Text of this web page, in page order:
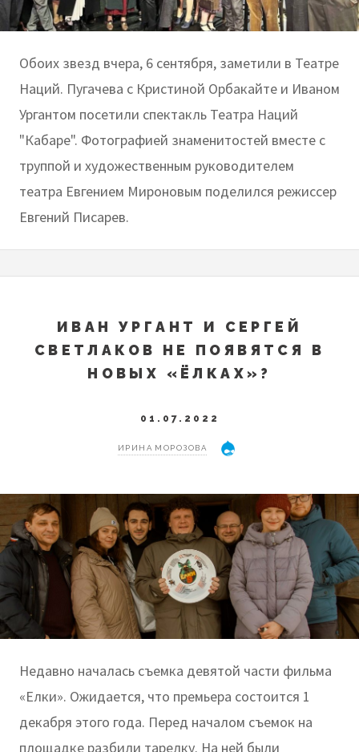
Обоих звезд вчера, 6 сентября, заметили в Театре
Наций. Пугачева с Кристиной Орбакайте и Иваном
Ургантом посетили спектакль Театра Наций
"Кабаре". Фотографией знаменитостей вместе с
труппой и художественным руководителем
театра Евгением Мироновым поделился режиссер
Евгений Писарев.
ИВАН УРГАНТ И СЕРГЕЙ
СВЕТЛАКОВ НЕ ПОЯВЯТСЯ В
НОВЫХ «ЁЛКАХ»?
01.07.2022
ИРИНА МОРОЗОВА
Недавно началась съемка девятой части фильма
«Елки». Ожидается, что премьера состоится 1
декабря этого года. Перед началом съемок на
площадке разбили тарелку. На ней были